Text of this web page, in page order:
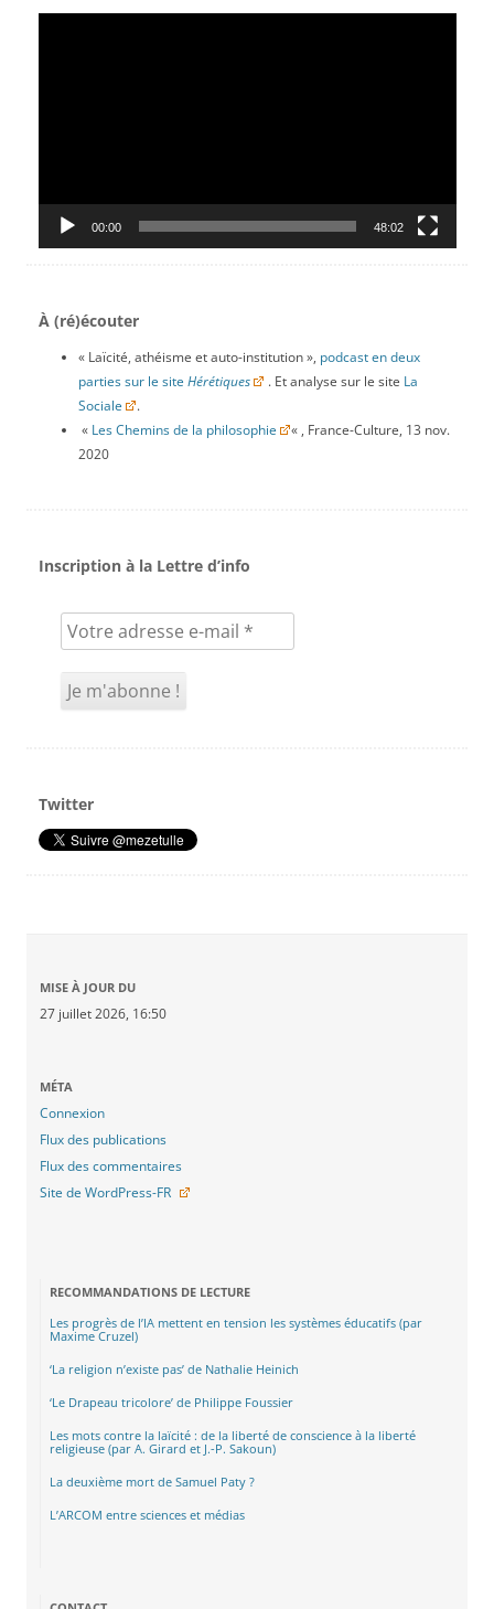
Lecteur
00:00 48:02
À (ré)écouter
« Laïcité, athéisme et auto-institution », podcast en deux
parties sur le site Hérétiques . Et analyse sur le site La
Sociale
.
« Les Chemins de la philosophie
« , France-Culture, 13 nov.
2020
Inscription à la Lettre d’info
Twitter
MISE À JOUR DU
27 juillet 2026, 16:50
MÉTA
Connexion
Flux des publications
Flux des commentaires
Site de WordPress-FR
RECOMMANDATIONS DE LECTURE
Les progrès de l’IA mettent en tension les systèmes éducatifs (par
Maxime Cruzel)
‘La religion n’existe pas’ de Nathalie Heinich
‘Le Drapeau tricolore’ de Philippe Foussier
Les mots contre la laïcité : de la liberté de conscience à la liberté
religieuse (par A. Girard et J.-P. Sakoun)
La deuxième mort de Samuel Paty ?
L’ARCOM entre sciences et médias